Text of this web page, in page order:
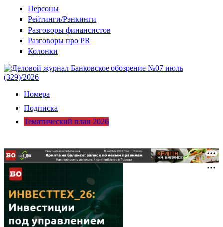
Персоны
Рейтинги/Рэнкинги
Разговоры финансистов
Разговоры про PR
Колонки
Номера
Подписка
Тематический план 2026